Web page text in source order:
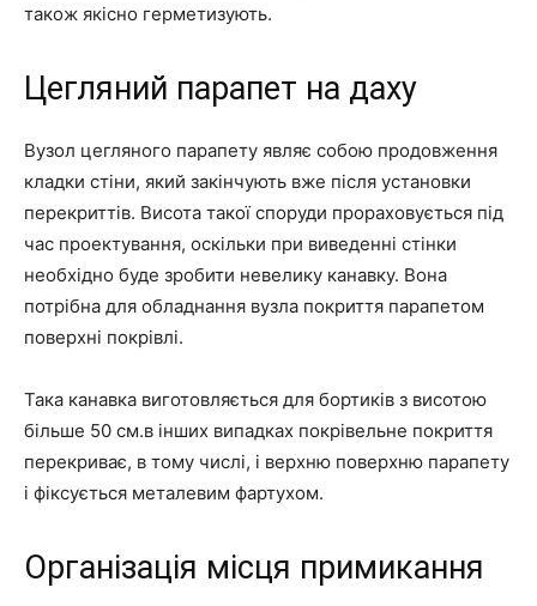
також якісно герметизують.
Цегляний парапет на даху
Вузол цегляного парапету являє собою продовження
кладки стіни, який закінчують вже після установки
перекриттів. Висота такої споруди прораховується під
час проектування, оскільки при виведенні стінки
необхідно буде зробити невелику канавку. Вона
потрібна для обладнання вузла покриття парапетом
поверхні покрівлі.
Така канавка виготовляється для бортиків з висотою
більше 50 см.в інших випадках покрівельне покриття
перекриває, в тому числі, і верхню поверхню парапету
і фіксується металевим фартухом.
Організація місця примикання